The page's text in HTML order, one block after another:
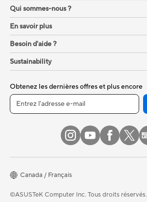
Qui sommes-nous ?
En savoir plus
Besoin d'aide ?
Sustainability
Obtenez les dernières offres et plus encore
Canada / Français
©ASUSTeK Computer Inc. Tous droits réservés.